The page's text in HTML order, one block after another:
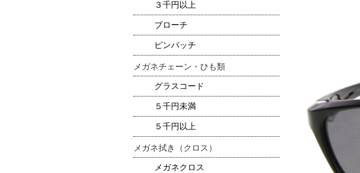
３千円以上
ブローチ
ピンバッチ
メガネチェーン・ひも類
グラスコード
５千円未満
５千円以上
メガネ拭き（クロス）
メガネクロス